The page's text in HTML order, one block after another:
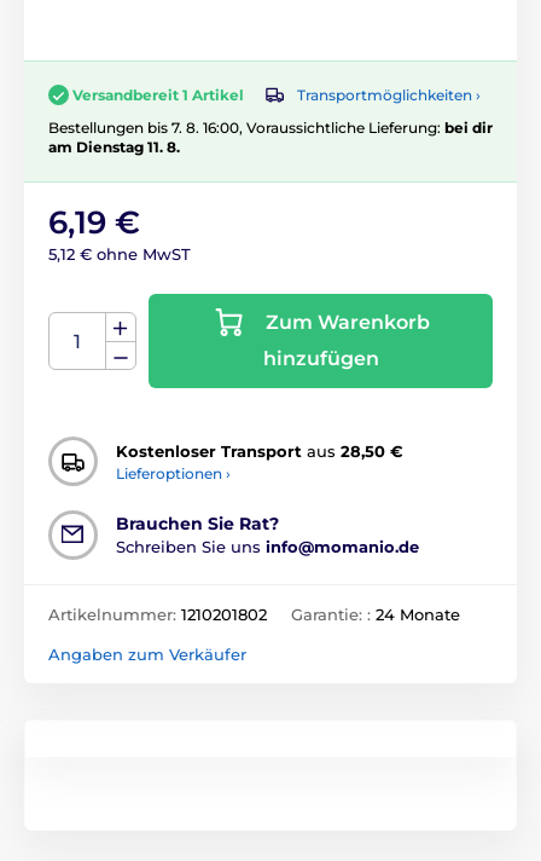
Versandbereit 1 Artikel
Transportmöglichkeiten ›
Bestellungen bis 7. 8. 16:00, Voraussichtliche Lieferung: bei dir
am Dienstag 11. 8.
6,19 €
5,12 € ohne MwST
Zum Warenkorb
hinzufügen
Kostenloser Transport aus 28,50 €
Lieferoptionen ›
Brauchen Sie Rat?
Schreiben Sie uns info@momanio.de
Artikelnummer: 1210201802 Garantie: : 24 Monate
Angaben zum Verkäufer